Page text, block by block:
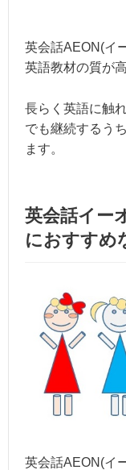
英会話AEON(イ
英語教材の質が
長らく英語に触
でも継続するう
ます。
英会話イー
におすすめ
英会話AEON(イ